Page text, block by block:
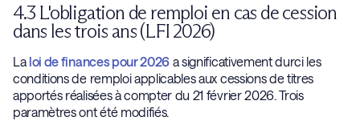
4.3 L'obligation de remploi en cas de cession
dans les trois ans (LFI 2026)
La loi de finances pour 2026 a significativement durci les
conditions de remploi applicables aux cessions de titres
apportés réalisées à compter du 21 février 2026. Trois
paramètres ont été modifiés.